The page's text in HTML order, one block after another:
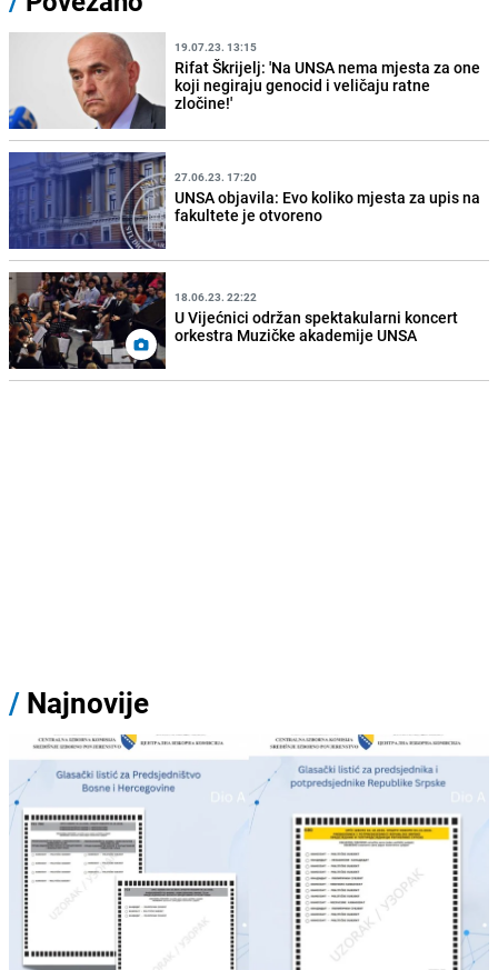
19.07.23. 13:15
Rifat Škrijelj: 'Na UNSA nema mjesta za one
koji negiraju genocid i veličaju ratne
zločine!'
27.06.23. 17:20
UNSA objavila: Evo koliko mjesta za upis na
fakultete je otvoreno
18.06.23. 22:22
U Vijećnici održan spektakularni koncert
orkestra Muzičke akademije UNSA
/ Najnovije